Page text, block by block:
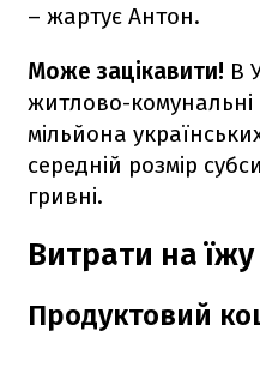
– жартує Антон.
Може зацікавити! В
житлово-комунальні
мільйона
середній розмір
гривні.
Витрати на їжу
Продуктовий